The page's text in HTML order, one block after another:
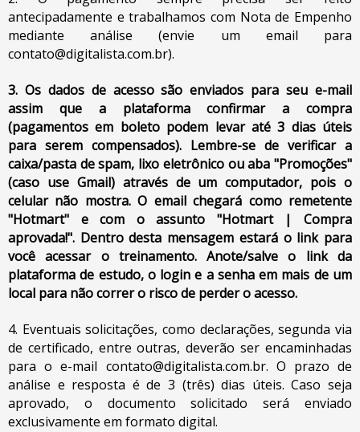
antecipadamente e trabalhamos com Nota de Empenho
mediante análise (envie um email para
contato@digitalista.com.br).
3. Os dados de acesso são enviados para seu e-mail
assim que a plataforma confirmar a compra
(pagamentos em boleto podem levar até 3 dias úteis
para serem compensados). Lembre-se de verificar a
caixa/pasta de spam, lixo eletrônico ou aba "Promoções"
(caso use Gmail) através de um computador, pois o
celular não mostra. O email chegará como remetente
"Hotmart" e com o assunto "Hotmart | Compra
aprovada!". Dentro desta mensagem estará o link para
você acessar o treinamento. Anote/salve o link da
plataforma de estudo, o login e a senha em mais de um
local para não correr o risco de perder o acesso.
4. Eventuais solicitações, como declarações, segunda via
de certificado, entre outras, deverão ser encaminhadas
para o e-mail contato@digitalista.com.br. O prazo de
análise e resposta é de 3 (três) dias úteis. Caso seja
aprovado, o documento solicitado será enviado
exclusivamente em formato digital.